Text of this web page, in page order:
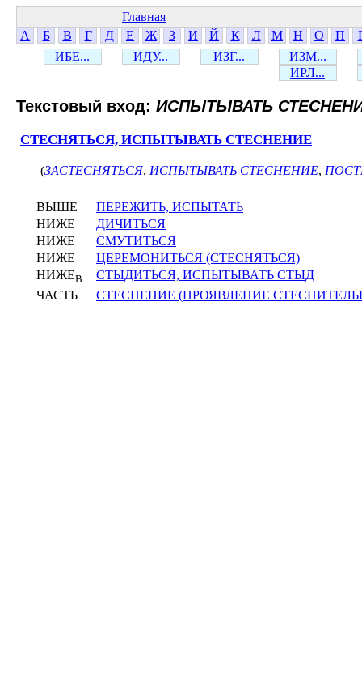
Главная
А
Б В Г Д Е Ж З И Й К Л М Н О П
ИБЕ...
ИДУ... ИЗГ...
ИЗМ...
ИРЛ...
Текстовый вход: ИСПЫТЫВАТЬ
СТЕСНЯТЬСЯ, ИСПЫТЫВАТЬ СТЕСНЕНИЕ
(ЗАСТЕСНЯТЬСЯ, ИСПЫТЫВАТЬ СТЕСНЕНИЕ,
ВЫШЕ
ПЕРЕЖИТЬ, ИСПЫТАТЬ
НИЖЕ
ДИЧИТЬСЯ
НИЖЕ
СМУТИТЬСЯ
НИЖЕ
ЦЕРЕМОНИТЬСЯ (СТЕСНЯТЬСЯ)
НИЖЕВ
СТЫДИТЬСЯ, ИСПЫТЫВАТЬ СТЫД
ЧАСТЬ
СТЕСНЕНИЕ (ПРОЯВЛЕНИЕ